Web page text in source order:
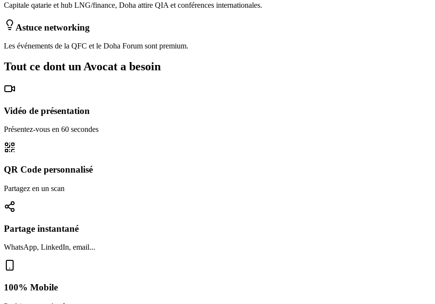
Capitale qatarie et hub LNG/finance, Doha attire QIA et conférences internationales.
Astuce networking
Les événements de la QFC et le Doha Forum sont premium.
Tout ce dont un Avocat a besoin
Vidéo de présentation
Présentez-vous en 60 secondes
QR Code personnalisé
Partagez en un scan
Partage instantané
WhatsApp, LinkedIn, email...
100% Mobile